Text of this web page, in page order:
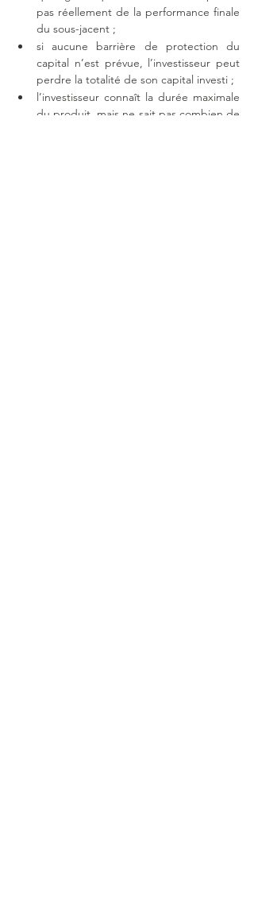
pas réellement de la performance finale
du sous-jacent ;
si aucune barrière de protection du
capital n’est prévue, l’investisseur peut
perdre la totalité de son capital investi ;
l’investisseur connaît la durée maximale
du produit, mais ne sait pas combien de